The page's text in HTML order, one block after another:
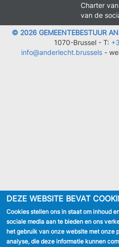
Charter
van de
© 2026 GEMEENTEBESTUUR
1070-Brussel - T:
info@anderlecht.brussels-
DEZE WEBSITE BEVAT
Cookies stellen ons in staat om inhoud
sociale media aan te bieden en ons
het gebruik van onze website met onze
analyse, die deze informatie kunnen